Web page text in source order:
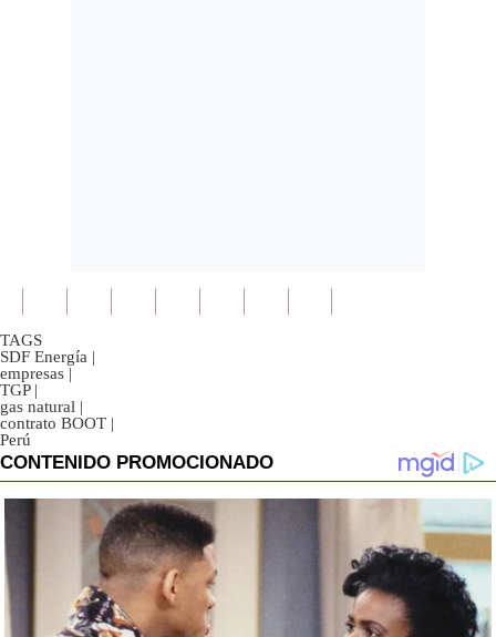
TAGS
SDF Energía |
empresas |
TGP |
gas natural |
contrato BOOT |
Perú